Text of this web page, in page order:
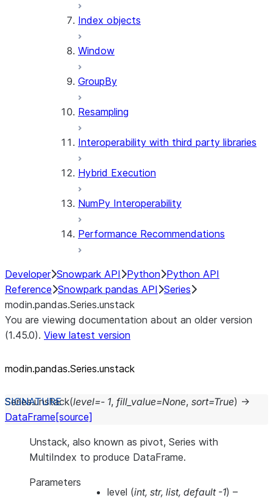
Index objects
Window
GroupBy
Resampling
Interoperability with third party libraries
Hybrid Execution
NumPy Interoperability
Performance Recommendations
Developer Snowpark API Python Python API
Reference Snowpark pandas API Series
modin.pandas.Series.unstack
You are viewing documentation about an older version
(1.45.0). View latest version
modin.pandas.Series.unstack
Series.unstack(level=- 1, fill_value=None, sort=True) →
DataFrame [source]
Unstack, also known as pivot, Series with
MultiIndex to produce DataFrame.
Parameters
level (int, str, list, default -1) –